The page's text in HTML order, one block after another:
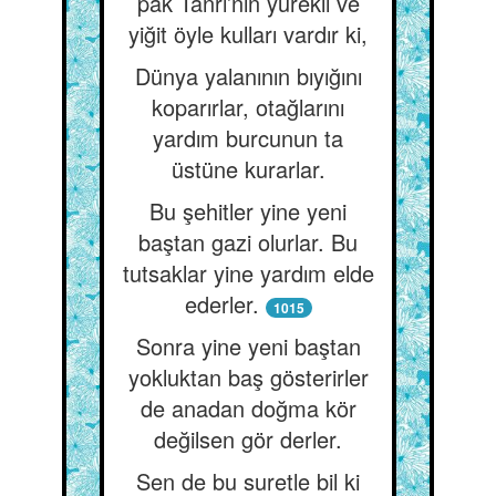
yiğit öyle kulları vardır ki,
Dünya yalanının bıyığını
koparırlar, otağlarını
yardım burcunun ta
üstüne kurarlar.
Bu şehitler yine yeni
baştan gazi olurlar. Bu
tutsaklar yine yardım elde
ederler.
1015
Sonra yine yeni baştan
yokluktan baş gösterirler
de anadan doğma kör
değilsen gör derler.
Sen de bu suretle bil ki